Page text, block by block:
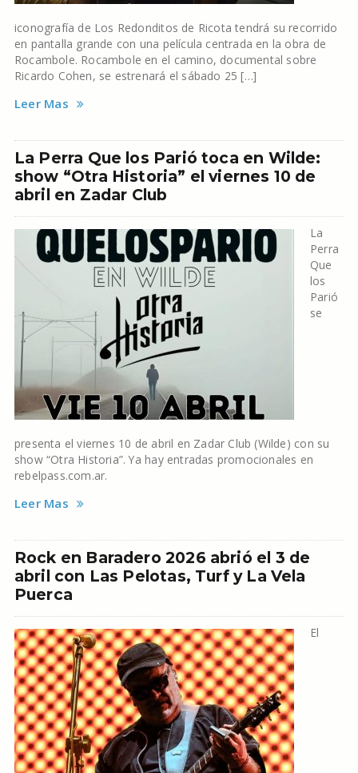
iconografía de Los Redonditos de Ricota tendrá su recorrido
en pantalla grande con una película centrada en la obra de
Rocambole. Rocambole en el camino, documental sobre
Ricardo Cohen, se estrenará el sábado 25 […]
Leer Mas
La Perra Que los Parió toca en Wilde:
show “Otra Historia” el viernes 10 de
abril en Zadar Club
La
Perra
Que
los
Parió
se
presenta el viernes 10 de abril en Zadar Club (Wilde) con su
show “Otra Historia”. Ya hay entradas promocionales en
rebelpass.com.ar.
Leer Mas
Rock en Baradero 2026 abrió el 3 de
abril con Las Pelotas, Turf y La Vela
Puerca
El